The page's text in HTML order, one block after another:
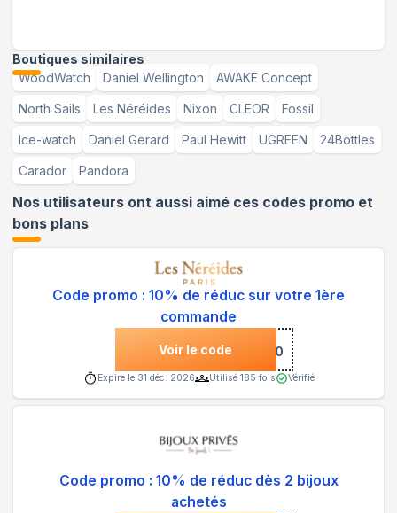
Boutiques similaires
WoodWatch
Daniel Wellington AWAKE Concept
North Sails Les Néréides Nixon CLEOR Fossil
Ice-watch Daniel Gerard Paul Hewitt UGREEN 24Bottles
Carador Pandora
Nos utilisateurs ont aussi aimé ces codes promo et
bons plans
Code promo : 10% de réduc sur votre 1ère
commande
Voir le code
***NVENUE-10
Expire le 31 déc. 2026 Utilisé 185 fois Vérifié
Code promo : 10% de réduc dès 2 bijoux
achetés